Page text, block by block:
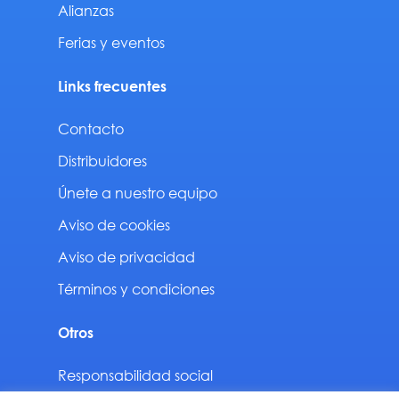
Alianzas
Ferias y eventos
Links frecuentes
Contacto
Distribuidores
Únete a nuestro equipo
Aviso de cookies
Aviso de privacidad
Términos y condiciones
Otros
Responsabilidad social